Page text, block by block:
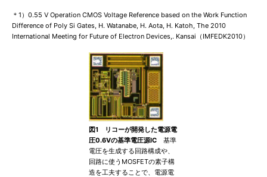
＊1）0.55 V Operation CMOS Voltage Reference based on the Work Function
Difference of Poly Si Gates, H. Watanabe, H. Aota, H. Katoh, The 2010
International Meeting for Future of Electron Devices,. Kansai（IMFEDK2010）
図1 リコーが開発した電源電
圧0.6Vの基準電圧源IC 基準
電圧を生成する回路構成や、
回路に使うMOSFETの素子構
造を工夫することで、電源電